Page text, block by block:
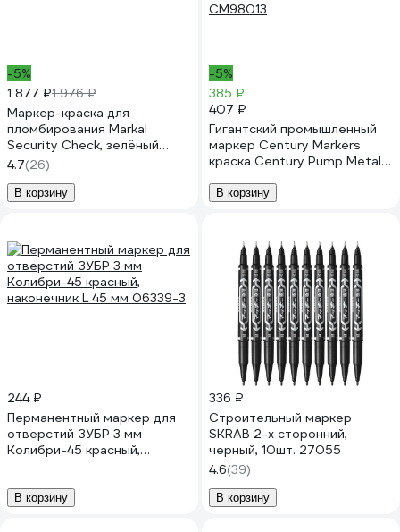
-5%
1 877 ₽1 976 ₽
Маркер-краска для
пломбирования Markal
Security Check, зелёный
96672
4.7(26)
В корзину
-5%
385 ₽
407 ₽
Гигантский промышленный
маркер Century Markers
краска Century Pump Metal
CM98013
В корзину
244 ₽
Перманентный маркер для
отверстий ЗУБР 3 мм
Колибри-45 красный,
В корзину
336 ₽
Строительный маркер
SKRAB 2-х сторонний,
черный, 10шт. 27055
4.6(39)
В корзину